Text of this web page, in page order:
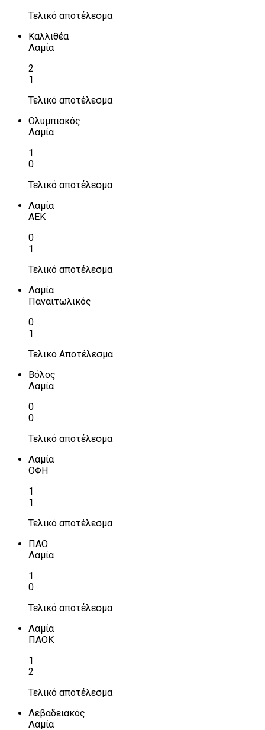
Τελικό αποτέλεσμα
Καλλιθέα
Λαμία
2
1
Τελικό αποτέλεσμα
Ολυμπιακός
Λαμία
1
0
Τελικό αποτέλεσμα
Λαμία
ΑΕΚ
0
1
Τελικό αποτέλεσμα
Λαμία
Παναιτωλικός
0
1
Τελικό Αποτέλεσμα
Βόλος
Λαμία
0
0
Τελικό αποτέλεσμα
Λαμία
ΟΦΗ
1
1
Τελικό αποτέλεσμα
ΠΑΟ
Λαμία
1
0
Τελικό αποτέλεσμα
Λαμία
ΠΑΟΚ
1
2
Τελικό αποτέλεσμα
Λεβαδειακός
Λαμία